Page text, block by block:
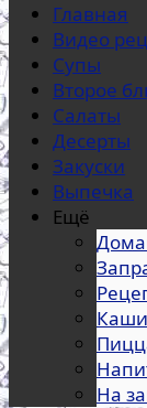
Главная
Видео
Супы
Второе
Салаты
Десерты
Закуски
Выпечка
Ещё
Каши
На